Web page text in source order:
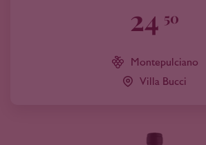
24 50
Montepulciano
Villa Bucci